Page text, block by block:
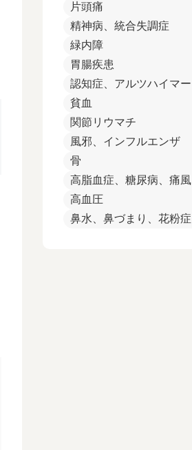
片頭痛
精神病、統合失調症
緑内障
胃腸疾患
認知症、アルツハイマー
貧血
関節リウマチ
風邪、インフルエンザ
骨
高脂血症、糖尿病、痛風
高血圧
鼻水、鼻づまり、花粉症